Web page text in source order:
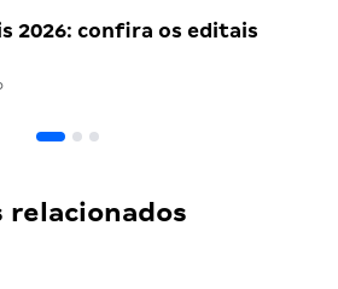
2026: confira os editais
relacionados